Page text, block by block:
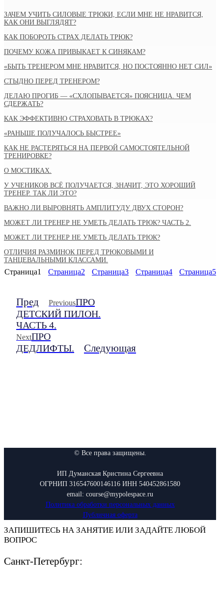
ЗАЧЕМ УЧИТЬ СИЛОВЫЕ ТРЮКИ, ЕСЛИ МНЕ НЕ НРАВИТСЯ,
КАК ОНИ ВЫГЛЯДЯТ?
КАК ПОБОРОТЬ СТРАХ ДЕЛАТЬ ТРЮК?
ПОЧЕМУ КОЖА ПРИВЫКАЕТ К СИНЯКАМ?
«БЫТЬ ТРЕНЕРОМ МНЕ НРАВИТСЯ, НО ПОСТОЯННО НЕТ СИЛ»
СТЫДНО ПЕРЕД ТРЕНЕРОМ?
ДЕЛАЮ ПРОГИБ — «СХЛОПЫВАЕТСЯ» ПОЯСНИЦА. ЧЕМ
СДЕРЖАТЬ?
КАК ЭФФЕКТИВНО СТРАХОВАТЬ В ТРЮКАХ?
«РАНЬШЕ ПОЛУЧАЛОСЬ БЫСТРЕЕ»
КАК НЕ РАСТЕРЯТЬСЯ НА ПЕРВОЙ САМОСТОЯТЕЛЬНОЙ
ТРЕНИРОВКЕ?
О МОСТИКАХ.
У УЧЕНИКОВ ВСЁ ПОЛУЧАЕТСЯ, ЗНАЧИТ, ЭТО ХОРОШИЙ
ТРЕНЕР. ТАК ЛИ ЭТО?
ВАЖНО ЛИ ВЫРОВНЯТЬ АМПЛИТУДУ ДВУХ СТОРОН?
МОЖЕТ ЛИ ТРЕНЕР НЕ УМЕТЬ ДЕЛАТЬ ТРЮК? ЧАСТЬ 2.
МОЖЕТ ЛИ ТРЕНЕР НЕ УМЕТЬ ДЕЛАТЬ ТРЮК?
ОТЛИЧИЯ РАЗМИНОК ПЕРЕД ТРЮКОВЫМИ И
ТАНЦЕВАЛЬНЫМИ КЛАССАМИ.
Страница1 Страница2 Страница3 Страница4 Страница5
Пред PreviousПРО
ДЕТСКИЙ ПИЛОН.
ЧАСТЬ 4.
NextПРО
ДЕДЛИФТЫ.
Следующая
© Все права защищены.
ИП Думанская Кристина Сергеевна
ОГРНИП 316547600146116 ИНН 540452861580
email: course@mypolespace.ru
Политика обработки персональных данных
Публичная оферта
ЗАПИШИТЕСЬ НА ЗАНЯТИЕ ИЛИ ЗАДАЙТЕ ЛЮБОЙ
ВОПРОС
Санкт-Петербург: